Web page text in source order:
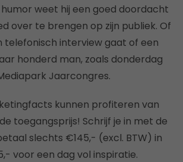
weet hij een goed doordacht
over te brengen op zijn publiek. Of
telefonisch interview gaat of een
honderd man, zoals donderdag
Jaarcongres.
kunnen profiteren van
toegangsprijs! Schrijf je in met de
slechts €145,- (excl. BTW) in
voor een dag vol inspiratie.